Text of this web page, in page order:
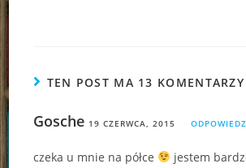
TEN POST MA 13 KOMENTARZY
Gosche 19 CZERWCA, 2015 ODPOWIEDZ
czeka u mnie na półce
jestem